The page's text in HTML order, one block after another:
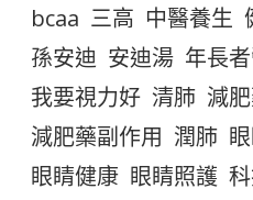
bcaa 三高 中醫養生
孫安迪 安迪湯 年長
我要視力好 清肺 減
減肥藥副作用 潤肺
眼睛健康 眼睛照護